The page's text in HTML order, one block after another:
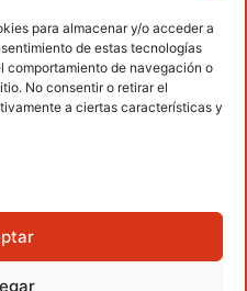
para almacenar y/o acceder a
de estas tecnologías
comportamiento de navegación o
No consentir o retirar el
a ciertas características y
Marcha
Nórdica
Raquetas de
nieve
934 264 267
Española de Deportes de
porTOOOLS